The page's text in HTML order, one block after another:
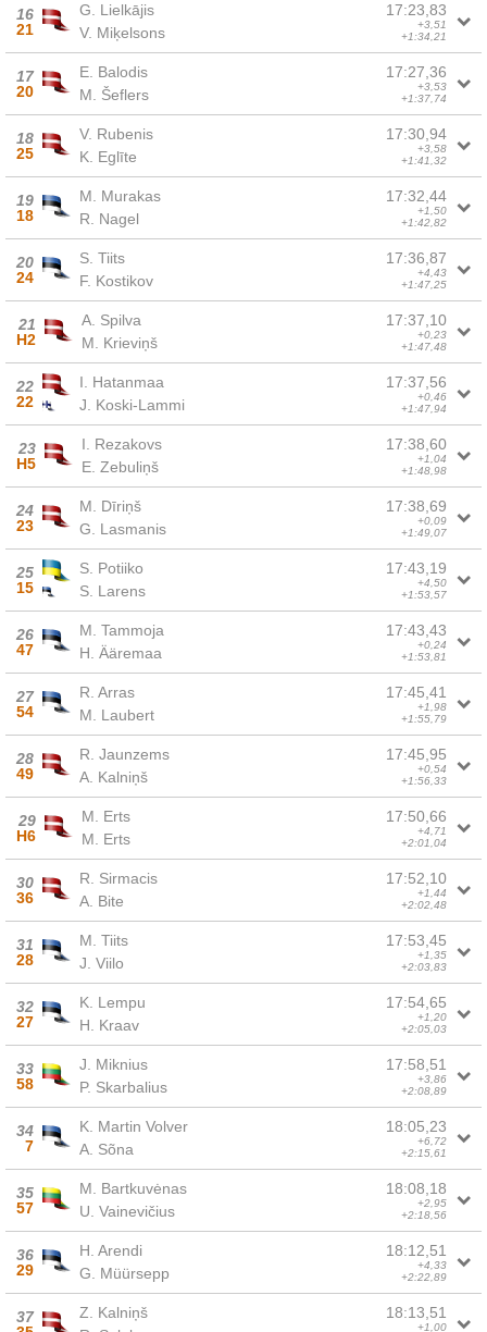
16
21
G. Lielkājis
V. Miķelsons
17:23,83
+3,51
+1:34,21
17
20
E. Balodis
M. Šeflers
17:27,36
+3,53
+1:37,74
18
25
V. Rubenis
K. Eglīte
17:30,94
+3,58
+1:41,32
19
18
M. Murakas
R. Nagel
17:32,44
+1,50
+1:42,82
20
24
S. Tiits
F. Kostikov
17:36,87
+4,43
+1:47,25
21
H2
A. Spilva
M. Krieviņš
17:37,10
+0,23
+1:47,48
22
22
I. Hatanmaa
J. Koski-Lammi
17:37,56
+0,46
+1:47,94
23
H5
I. Rezakovs
E. Zebuliņš
17:38,60
+1,04
+1:48,98
24
23
M. Dīriņš
G. Lasmanis
17:38,69
+0,09
+1:49,07
25
15
S. Potiiko
S. Larens
17:43,19
+4,50
+1:53,57
26
47
M. Tammoja
H. Ääremaa
17:43,43
+0,24
+1:53,81
27
54
R. Arras
M. Laubert
17:45,41
+1,98
+1:55,79
28
49
R. Jaunzems
A. Kalniņš
17:45,95
+0,54
+1:56,33
29
H6
M. Erts
M. Erts
17:50,66
+4,71
+2:01,04
30
36
R. Sirmacis
A. Bite
17:52,10
+1,44
+2:02,48
31
28
M. Tiits
J. Viilo
17:53,45
+1,35
+2:03,83
32
27
K. Lempu
H. Kraav
17:54,65
+1,20
+2:05,03
33
58
J. Miknius
P. Skarbalius
17:58,51
+3,86
+2:08,89
34
7
K. Martin Volver
A. Sõna
18:05,23
+6,72
+2:15,61
35
57
M. Bartkuvėnas
U. Vainevičius
18:08,18
+2,95
+2:18,56
36
29
H. Arendi
G. Müürsepp
18:12,51
+4,33
+2:22,89
37
Z. Kalniņš
18:13,51
+1,00